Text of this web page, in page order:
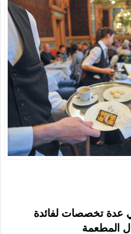
73 منصب في عدة تخصصات لفائدة
المطعمة